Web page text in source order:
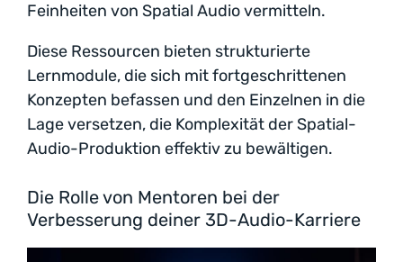
Feinheiten von Spatial Audio vermitteln.
Diese Ressourcen bieten strukturierte
Lernmodule, die sich mit fortgeschrittenen
Konzepten befassen und den Einzelnen in die
Lage versetzen, die Komplexität der Spatial-
Audio-Produktion effektiv zu bewältigen.
Die Rolle von Mentoren bei der
Verbesserung deiner 3D-Audio-Karriere